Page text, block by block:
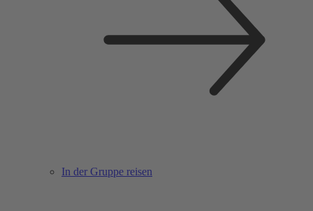
In der Gruppe reisen